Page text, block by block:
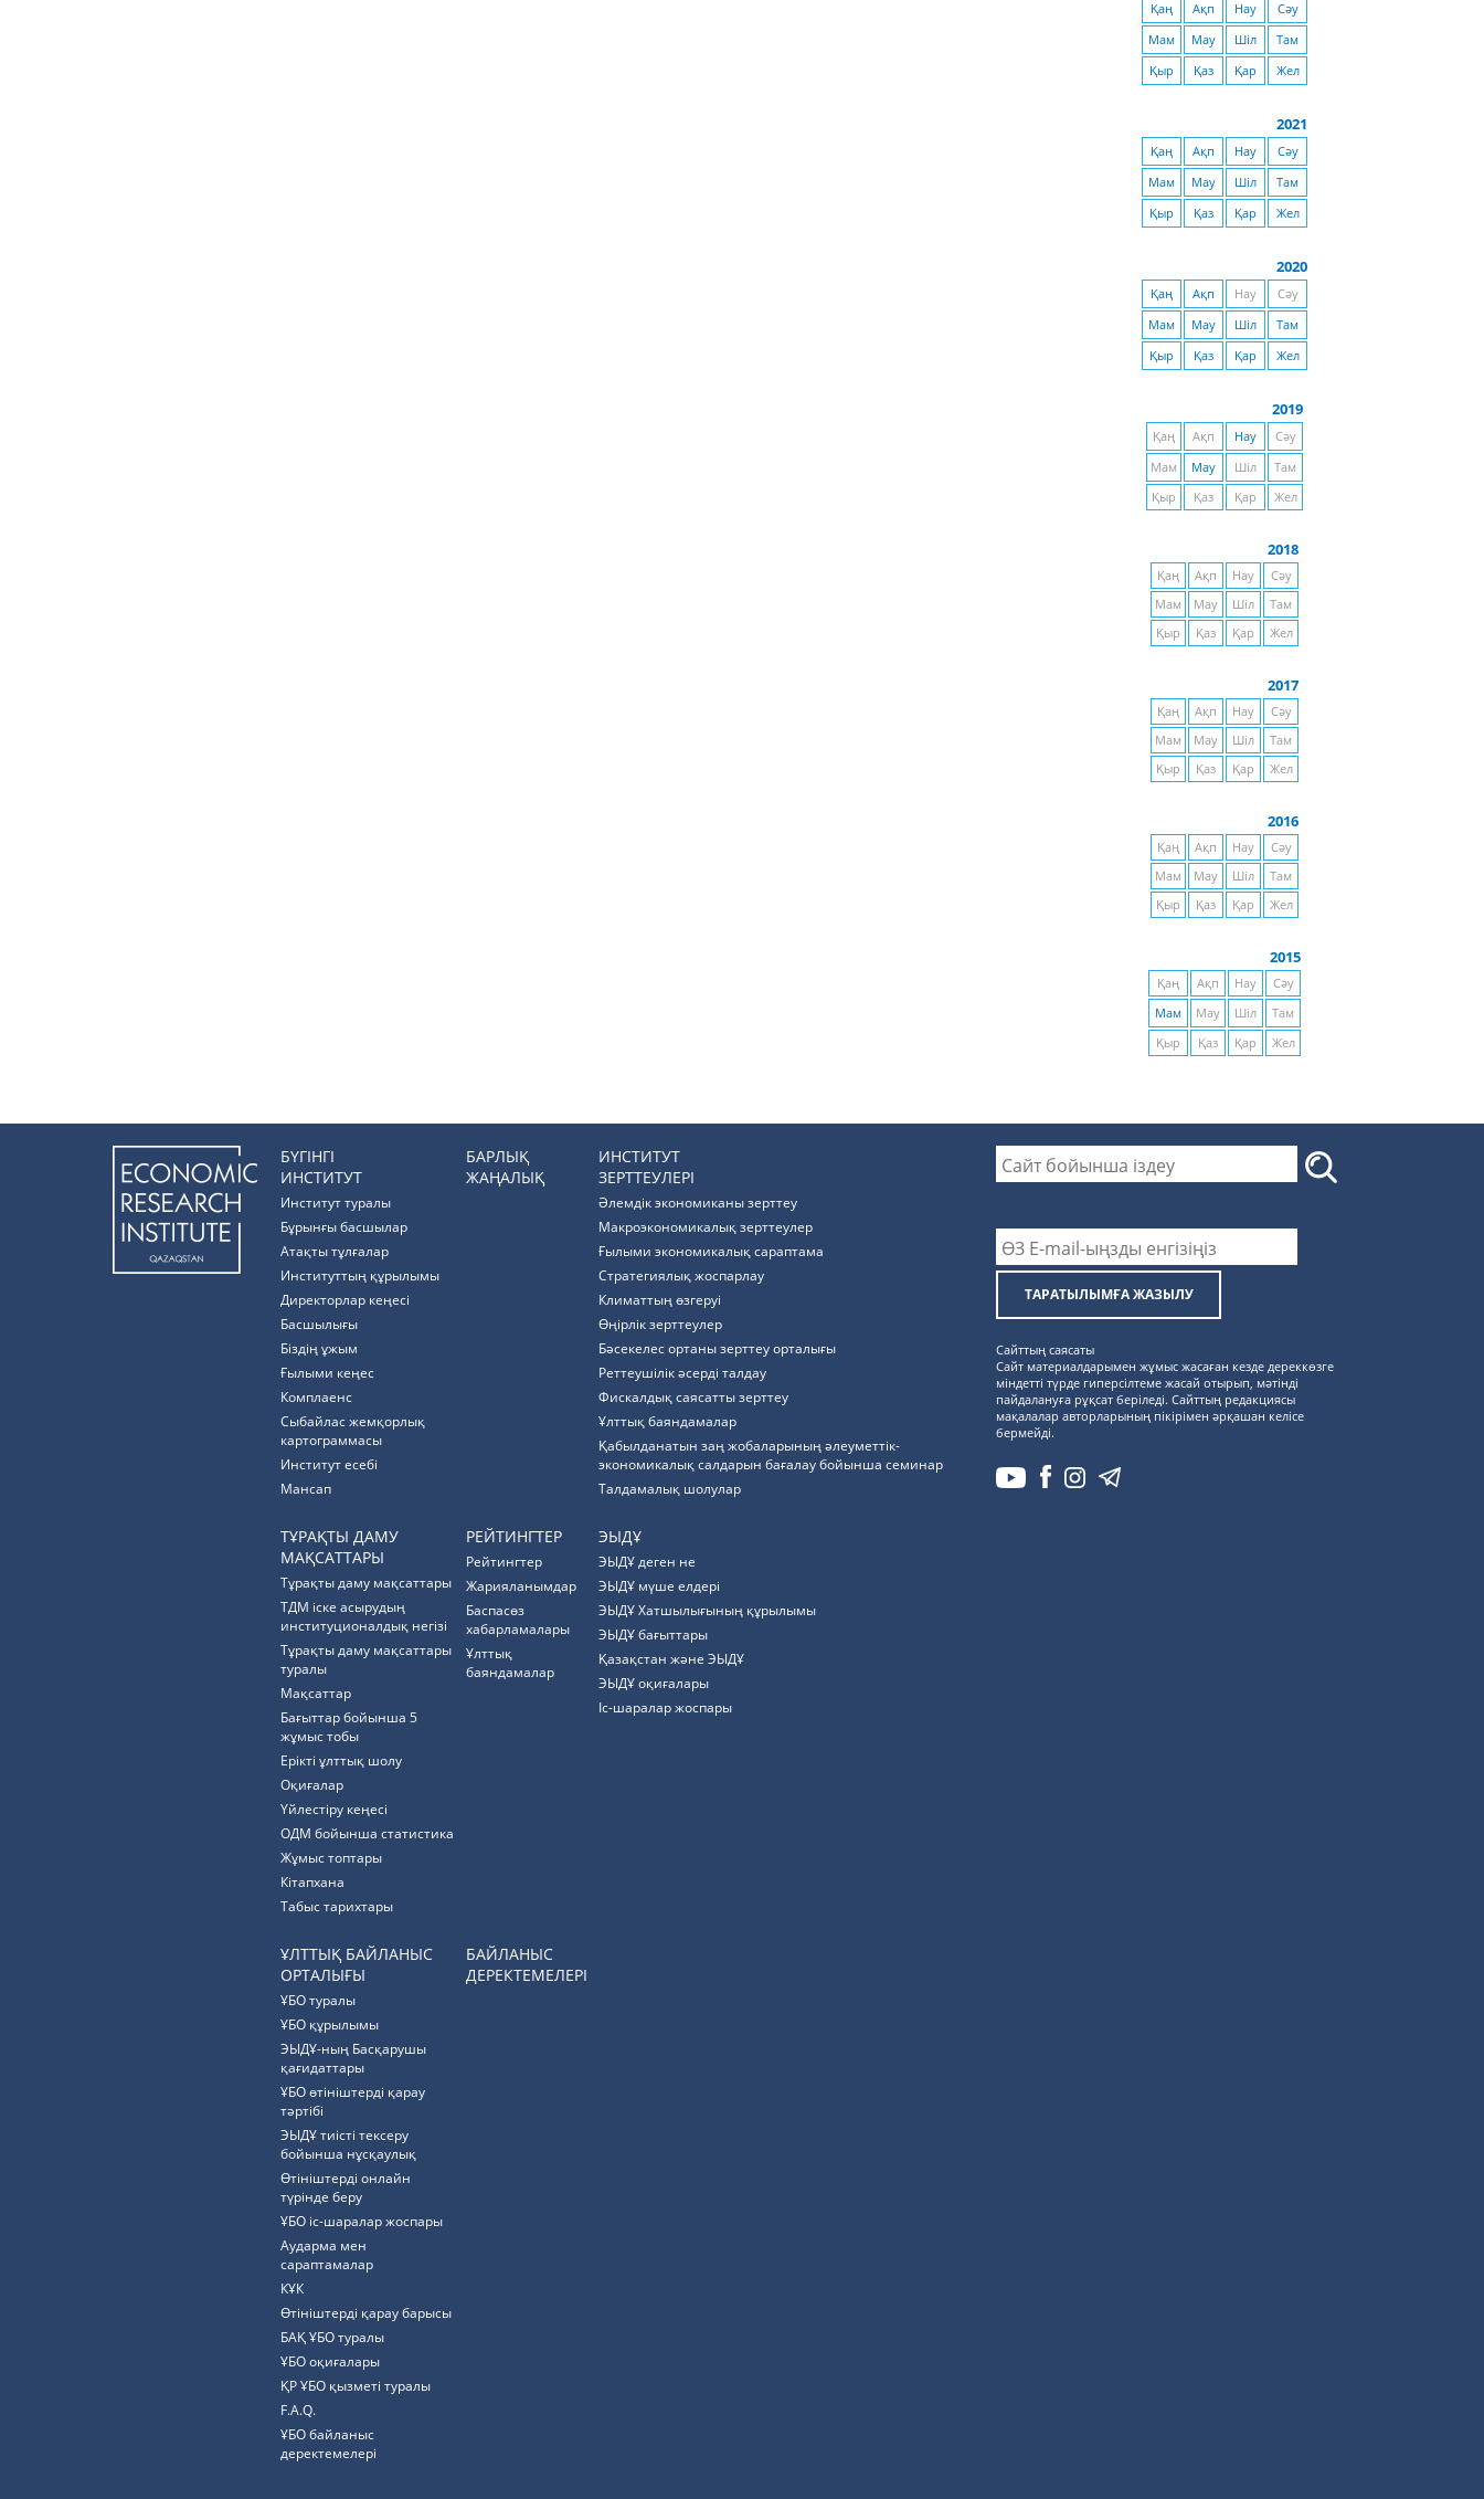
Қаң Ақп Нау
Сәу
Мам
Мау Шіл
Там
Қыр
Қаз Қар Жел
2021
Қаң Ақп Нау
Сәу
Мам
Мау Шіл
Там
Қыр
Қаз Қар Жел
2020
Қаң Ақп Нау
Сәу
Мам
Мау Шіл
Там
Қыр
Қаз Қар Жел
2019
Қаң Ақп Нау
Сәу
Мам
Мау Шіл
Там
Қыр
Қаз Қар Жел
2018
Қаң Ақп Нау
Сәу
Мам
Мау Шіл
Там
Қыр
Қаз Қар Жел
2017
Қаң Ақп Нау
Сәу
Мам
Мау Шіл
Там
Қыр
Қаз Қар Жел
2016
Қаң Ақп Нау
Сәу
Мам
Мау Шіл
Там
Қыр
Қаз Қар Жел
2015
Қаң Ақп Нау
Сәу
Мам
Мау Шіл
Там
Қыр
Қаз Қар Жел
БҮГІНГІ
ИНСТИТУТ
Институт туралы
Бұрынғы басшылар
Атақты тұлғалар
Институттың құрылымы
Директорлар кеңесі
Басшылығы
Біздің ұжым
Ғылыми кеңес
Комплаенс
Cыбайлас жемқорлық
картограммасы
Институт есебі
Мансап
БАРЛЫҚ
ЖАҢАЛЫҚ
ИНСТИТУТ
ЗЕРТТЕУЛЕРІ
Әлемдік экономиканы зерттеу
Макроэкономикалық зерттеулер
Ғылыми экономикалық сараптама
Стратегиялық жоспарлау
Климаттың өзгеруі
Өңірлік зерттеулер
Бәсекелес ортаны зерттеу орталығы
Реттеушілік әсерді талдау
Фискалдық саясатты зерттеу
Ұлттық баяндамалар
Қабылданатын заң жобаларының әлеуметтік-
экономикалық салдарын бағалау бойынша семинар
Талдамалық шолулар
ТҰРАҚТЫ ДАМУ
МАҚСАТТАРЫ
Тұрақты даму мақсаттары
ТДМ іске асырудың
институционалдық негізі
Тұрақты даму мақсаттары
туралы
Мақсаттар
Бағыттар бойынша 5
жұмыс тобы
Ерікті ұлттық шолу
Оқиғалар
Үйлестіру кеңесі
ОДМ бойынша статистика
Жұмыс топтары
Кітапхана
Табыс тарихтары
РЕЙТИНГТЕР
Рейтингтер
Жарияланымдар
Баспасөз
хабарламалары
Ұлттық
баяндамалар
ЭЫДҰ
ЭЫДҰ деген не
ЭЫДҰ мүше елдері
ЭЫДҰ Хатшылығының құрылымы
ЭЫДҰ бағыттары
Қазақстан және ЭЫДҰ
ЭЫДҰ оқиғалары
Іс-шаралар жоспары
ҰЛТТЫҚ БАЙЛАНЫС
ОРТАЛЫҒЫ
ҰБО туралы
ҰБО құрылымы
ЭЫДҰ-ның Басқарушы
қағидаттары
ҰБО өтініштерді қарау
тәртібі
ЭЫДҰ тиісті тексеру
бойынша нұсқаулық
Өтініштерді онлайн
түрінде беру
ҰБО іс-шаралар жоспары
Аударма мен
сараптамалар
КҰК
Өтініштерді қарау барысы
БАҚ ҰБО туралы
ҰБО оқиғалары
ҚР ҰБО қызметі туралы
F.A.Q.
ҰБО байланыс
деректемелерi
БАЙЛАНЫС
ДЕРЕКТЕМЕЛЕРІ
ТАРАТЫЛЫМҒА ЖАЗЫЛУ
Сайттың саясаты
Сайт материалдарымен жұмыс жасаған кезде дереккөзге
міндетті түрде гиперсілтеме жасай отырып, мәтінді
пайдалануға рұқсат беріледі. Сайттың редакциясы
мақалалар авторларының пікірімен әрқашан келісе
бермейді.